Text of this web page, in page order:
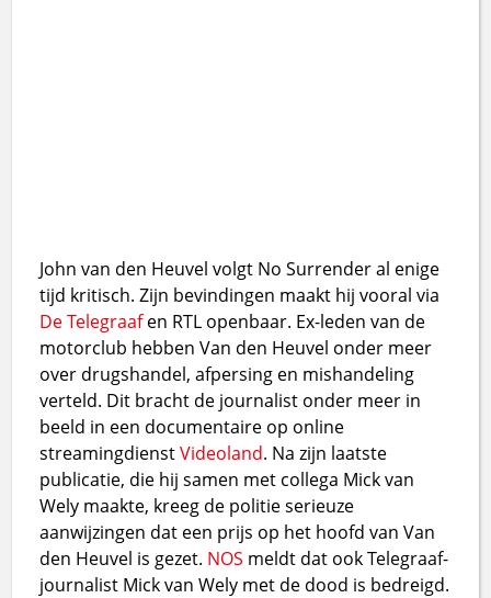
John van den Heuvel volgt No Surrender al enige
tijd kritisch. Zijn bevindingen maakt hij vooral via
De Telegraafen RTL openbaar. Ex-leden van de
motorclub hebben Van den Heuvel onder meer
over drugshandel, afpersing en mishandeling
verteld. Dit bracht de journalist onder meer in
beeld in een documentaire op online
streamingdienstVideoland. Na zijn laatste
publicatie, die hij samen met collega Mick van
Wely maakte, kreeg de politie serieuze
aanwijzingen dat een prijs op het hoofd van Van
den Heuvel is gezet. NOS meldt dat ook Telegraaf-
journalist Mick van Wely met de dood is bedreigd.